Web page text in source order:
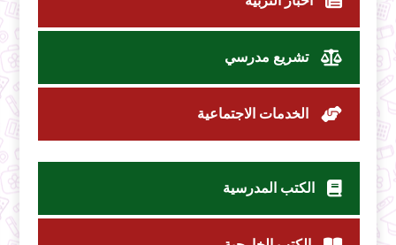
تشريع مدرسي
الخدمات الاجتماعية
الكتب المدرسية